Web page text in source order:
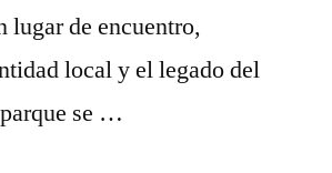
lugar de encuentro,
local y el legado del
se …